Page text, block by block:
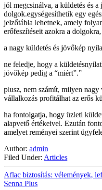
jól megcsinálva, a küldetés és
dolgok.egységesíthetik egy
jelzőtábla lehetnek, amely
erőfeszítéseit azokra a
a nagy küldetés és jövőkép
ne feledje, hogy a
jövőkép pedig a “miért”.”
plusz, nem számít, milyen
vállalkozás profitálhat az erős
ha fontolgatja, hogy üzleti
alapvető értékeivel. Ezután
amelyet reményei szerint
Author: admin
Filed Under: Articles
Aflac biztosítás: vélemények,
Senna Plus